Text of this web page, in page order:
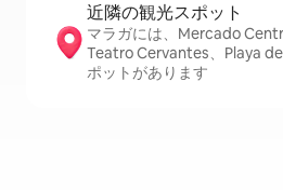
近隣の観光ス⁠ポ⁠ッ⁠ト
マラガには、Mercado
Teatro Cervantes、Playa
ポットがあります